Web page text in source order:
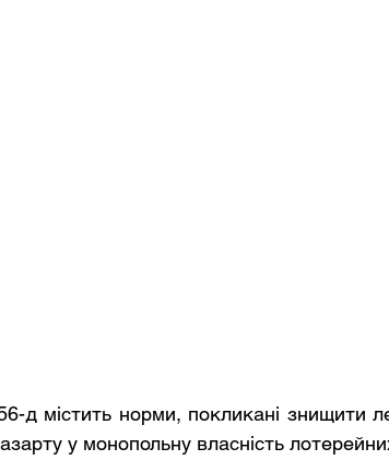
д містить норми, покликані знищити
у монопольну власність